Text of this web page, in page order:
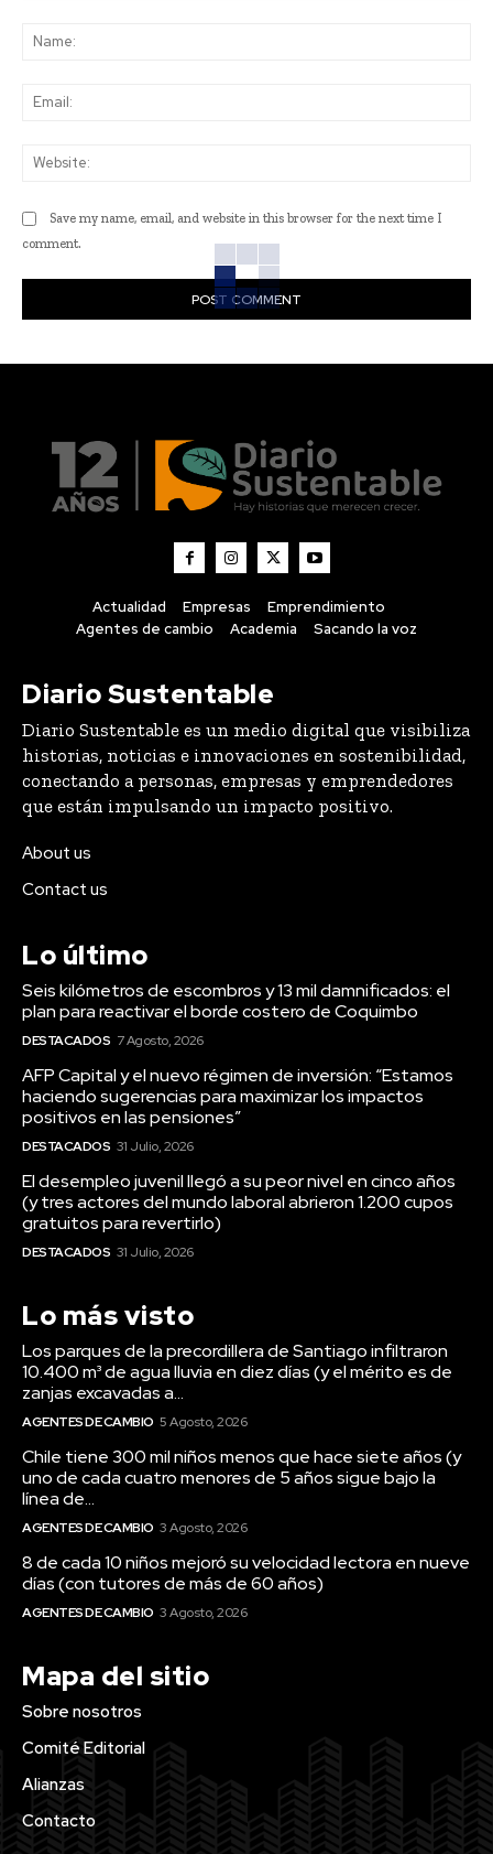
Save my name, email, and website in this browser for the next time I
comment.
Actualidad Empresas
Emprendimiento
Agentes de cambio
Academia Sacando la voz
Diario Sustentable
Diario Sustentable es un medio digital que visibiliza
historias, noticias e innovaciones en sostenibilidad,
conectando a personas, empresas y emprendedores
que están impulsando un impacto positivo.
About us
Contact us
Lo último
Seis kilómetros de escombros y 13 mil damnificados: el
plan para reactivar el borde costero de Coquimbo
DESTACADOS 7 Agosto, 2026
AFP Capital y el nuevo régimen de inversión: “Estamos
haciendo sugerencias para maximizar los impactos
positivos en las pensiones”
DESTACADOS 31 Julio, 2026
El desempleo juvenil llegó a su peor nivel en cinco años
(y tres actores del mundo laboral abrieron 1.200 cupos
gratuitos para revertirlo)
DESTACADOS 31 Julio, 2026
Lo más visto
Los parques de la precordillera de Santiago infiltraron
10.400 m³ de agua lluvia en diez días (y el mérito es de
zanjas excavadas a...
AGENTES DE CAMBIO 5 Agosto, 2026
Chile tiene 300 mil niños menos que hace siete años (y
uno de cada cuatro menores de 5 años sigue bajo la
línea de...
AGENTES DE CAMBIO 3 Agosto, 2026
8 de cada 10 niños mejoró su velocidad lectora en nueve
días (con tutores de más de 60 años)
AGENTES DE CAMBIO 3 Agosto, 2026
Mapa del sitio
Sobre nosotros
Comité Editorial
Alianzas
Contacto